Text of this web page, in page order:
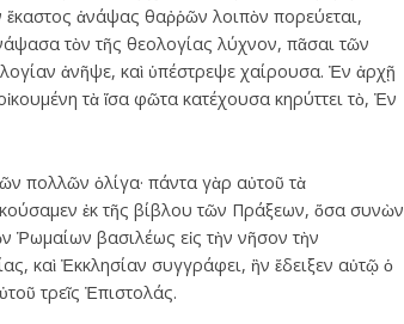
ἕκαστος ἀνάψας θαῤῥῶν λοιπὸν πορεύεται,
τὸν τῆς θεολογίας λύχνον, πᾶσαι τῶν
ἀνῆψε, καὶ ὑπέστρεψε χαίρουσα. Ἐν ἀρχῇ
τὰ ἴσα φῶτα κατέχουσα κηρύττει τὸ, Ἐν
πολλῶν ὀλίγα· πάντα γὰρ αὐτοῦ τὰ
ἐκ τῆς βίβλου τῶν Πράξεων, ὅσα συνὼν
Ῥωμαίων βασιλέως εἰς τὴν νῆσον τὴν
καὶ Ἐκκλησίαν συγγράφει, ἣν ἔδειξεν αὐτῷ ὁ
τρεῖς Ἐπιστολάς.